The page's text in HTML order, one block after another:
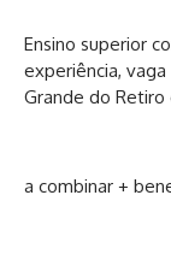
Ensino superior
experiência,
Grande do Retiro
a combinar +